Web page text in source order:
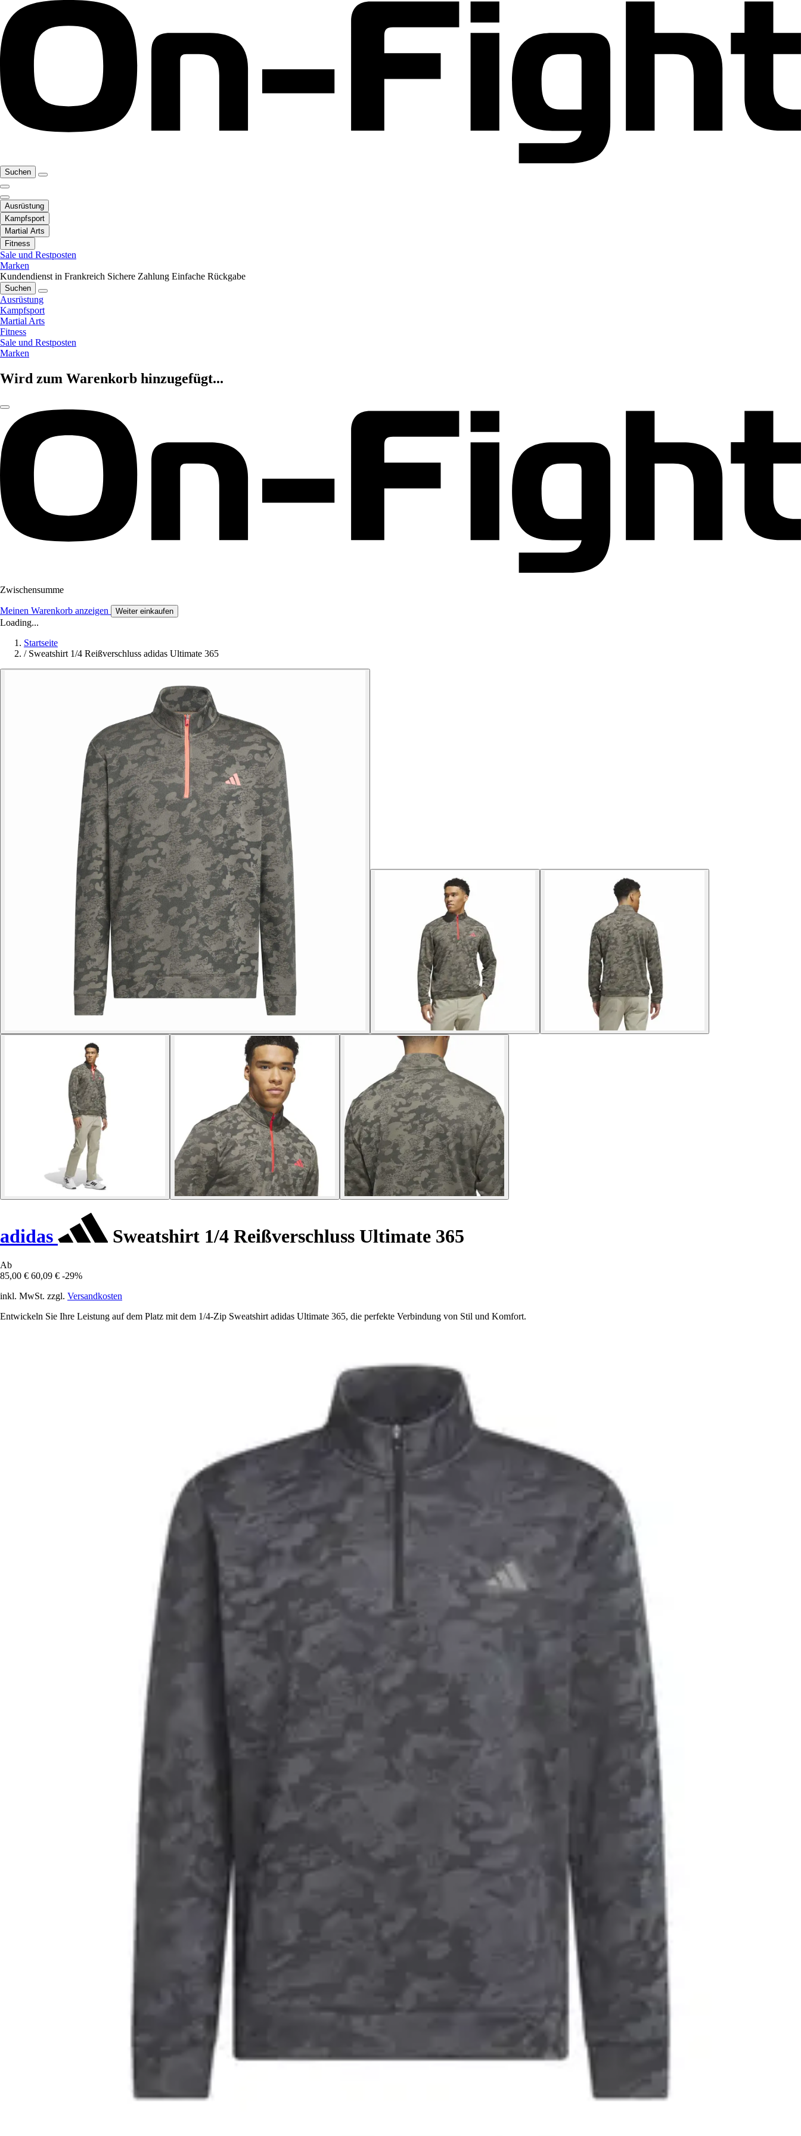
Suchen
Ausrüstung
Kampfsport
Martial Arts
Fitness
Sale und Restposten
Marken
Kundendienst in Frankreich Sichere Zahlung Einfache Rückgabe
Suchen
Ausrüstung
Kampfsport
Martial Arts
Fitness
Sale und Restposten
Marken
Wird zum Warenkorb hinzugefügt...
Zwischensumme
Meinen Warenkorb anzeigen Weiter einkaufen
Loading...
Startseite
/ Sweatshirt 1/4 Reißverschluss adidas Ultimate 365
adidas Sweatshirt 1/4 Reißverschluss Ultimate 365
Ab
85,00 € 60,09 € -29%
inkl. MwSt. zzgl. Versandkosten
Entwickeln Sie Ihre Leistung auf dem Platz mit dem 1/4-Zip Sweatshirt adidas Ultimate 365, die perfekte Verbindung von Stil und Komfort.